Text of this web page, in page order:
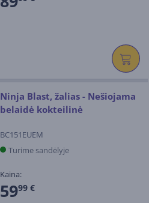
Ninja Blast, žalias - Nešiojama
belaidė kokteilinė
BC151EUEM
Turime sandėlyje
Kaina:
5999 €